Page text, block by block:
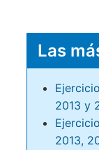
Las
2013 y
2013,